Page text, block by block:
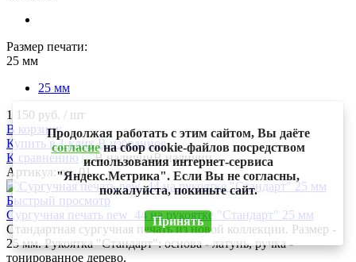
Размер печати:
25 мм
25 мм
1 150 руб. / шт
В корзину
Купить в 1 клик В избранное
К сравнению
В наличии
Артикул: ny_01
Быстрый просмотр
Сургучная печать new_44 на рукоятке "Стандарт" 25 мм
Стандартная сургучная печать из новой коллекции. Размер -
25 мм. Рукоятка "Стандарт": основа - латунь, ручка -
тонированное дерево.
Продолжая работать с этим сайтом, Вы даёте
согласиена сбор cookie-файлов посредством
использования интернет-сервиса
"Яндекс.Метрика". Если Вы не согласны,
пожалуйста, покиньте сайт.
Принять